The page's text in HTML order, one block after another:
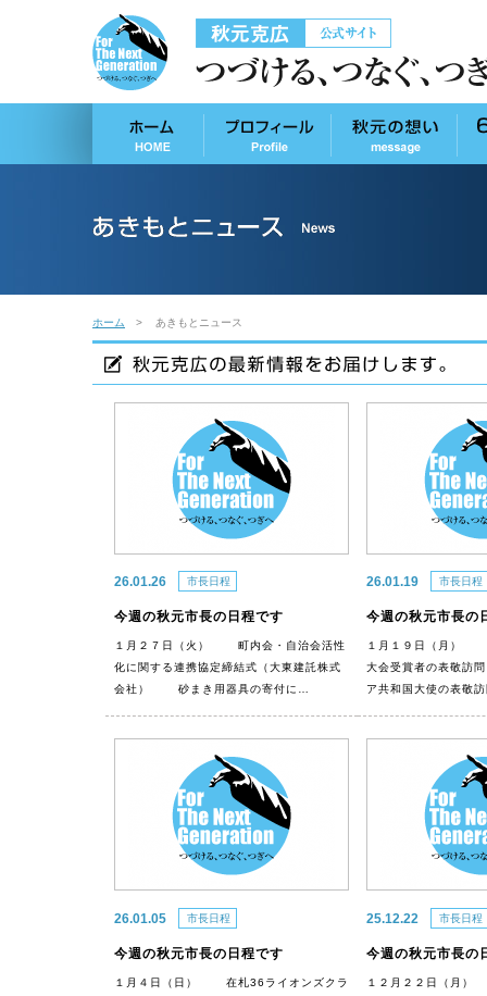
ホーム あきもとニュース
26.01.26 市長日程
今週の秋元市長の日程です
１月２７日（火） 町内会・自治会活性
化に関する連携協定締結式（大東建託株式
会社） 砂まき用器具の寄付に…
26.01.19 市長日程
今週の秋元市長の
１月１９日（月）
大会受賞者の表敬
ア共和国大使の表
26.01.05 市長日程
今週の秋元市長の日程です
１月４日（日） 在札36ライオンズクラ
25.12.22 市長日程
今週の秋元市長の
１２月２２日（月